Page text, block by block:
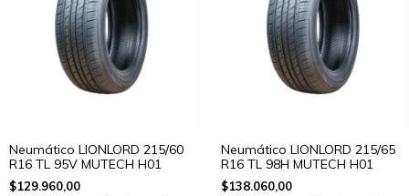
Neumático LIONLORD 215/60
R16 TL 95V MUTECH H01
$129.960,00
Neumático LIONLORD 215/65
R16 TL 98H MUTECH H01
$138.060,00